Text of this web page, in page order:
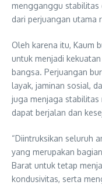
mengganggu stabilitas
dari perjuangan utama
Oleh karena itu, Kaum
untuk menjadi
bangsa. Perjuangan
layak, jaminan sosial,
juga menjaga
dapat berjalan dan
“Diintruksikan seluruh
yang merupakan
Barat untuk tetap
kondusivitas, serta